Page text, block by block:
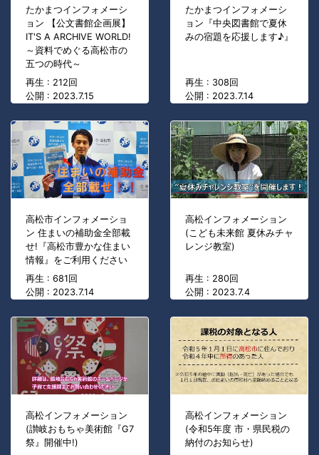
たかまつインフォメーシ
ョン 【公文書館企画展】
IT'S A ARCHIVE WORLD!
～資料でめぐる高松市の
五つの時代～
再生 : 212回
公開 : 2023.7.15
たかまつインフォメーシ
ョン『中央図書館で夏休
みの宿題を応援します♪』
再生 : 308回
公開 : 2023.7.14
高松市インフォメーショ
ン 住まいの補助金全部載
せ!『高松市豊かな住まい
情報』をご利用ください
再生 : 681回
公開 : 2023.7.14
高松インフォメーション
(こども未来館 夏休みチャ
レンジ教室)
再生 : 280回
公開 : 2023.7.4
高松インフォメーション
(讃岐おもちゃ美術館『G7
祭』開催中!)
高松インフォメーション
(令和5年度 市・県民税の
納付のお知らせ)